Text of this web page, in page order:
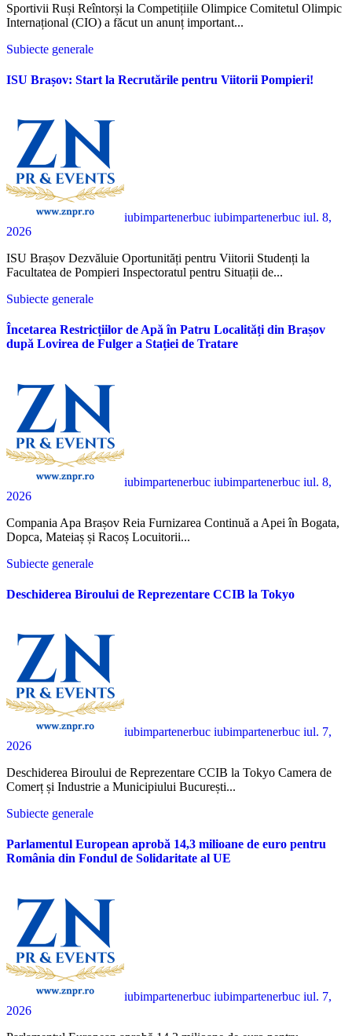
Sportivii Ruși Reîntorși la Competițiile Olimpice Comitetul Olimpic
Internațional (CIO) a făcut un anunț important...
Subiecte generale
ISU Brașov: Start la Recrutările pentru Viitorii Pompieri!
iubimpartenerbuc iubimpartenerbuc iul. 8,
2026
ISU Brașov Dezvăluie Oportunități pentru Viitorii Studenți la
Facultatea de Pompieri Inspectoratul pentru Situații de...
Subiecte generale
Încetarea Restricțiilor de Apă în Patru Localități din Brașov
după Lovirea de Fulger a Stației de Tratare
iubimpartenerbuc iubimpartenerbuc iul. 8,
2026
Compania Apa Brașov Reia Furnizarea Continuă a Apei în Bogata,
Dopca, Mateiaș și Racoș Locuitorii...
Subiecte generale
Deschiderea Biroului de Reprezentare CCIB la Tokyo
iubimpartenerbuc iubimpartenerbuc iul. 7,
2026
Deschiderea Biroului de Reprezentare CCIB la Tokyo Camera de
Comerț și Industrie a Municipiului București...
Subiecte generale
Parlamentul European aprobă 14,3 milioane de euro pentru
România din Fondul de Solidaritate al UE
iubimpartenerbuc iubimpartenerbuc iul. 7,
2026